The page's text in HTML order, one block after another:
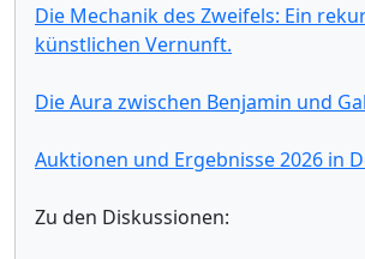
Die Mechanik des Zweifels: Ein
künstlichen Vernunft.
Die Aura zwischen Benjamin und
Auktionen und Ergebnisse 2026 in
Zu den Diskussionen: